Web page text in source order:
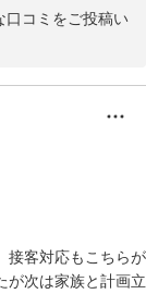
だける施設を目指
申し上げます。
、心よりお待ち
口コミをご投稿い
どにご満足いただ
たりとお湯に浸
設備により快適
より嬉しく思っ
接客対応もこちらが
が次は家族と計画立